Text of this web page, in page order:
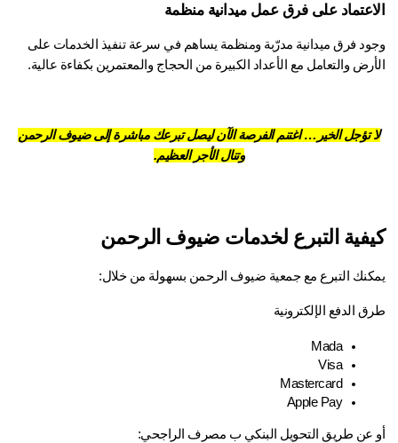
على فرق عمل ميدانية منظمة
وجود فرق ميدانية مدرّبة ومنظمة يساهم في سرعة تنفيذ الخدمات على
والتعامل مع الأعداد الكبيرة من الحجاج والمعتمرين بكفاءة عالية.
تؤجل الخير… اغتنم الفرصة الآن ليصل تبرعك مباشرة إلى ضيوف الرحمن
وتنال الأجر العظيم.
التبرع لخدمات ضيوف الرحمن
التبرع مع جمعية ضيوف الرحمن بسهولة من خلال:
الدفع الإلكترونية
Mada
Visa
Mastercard
Apple Pay
عن طريق التحويل البنكي ب مصرف الراجحي: